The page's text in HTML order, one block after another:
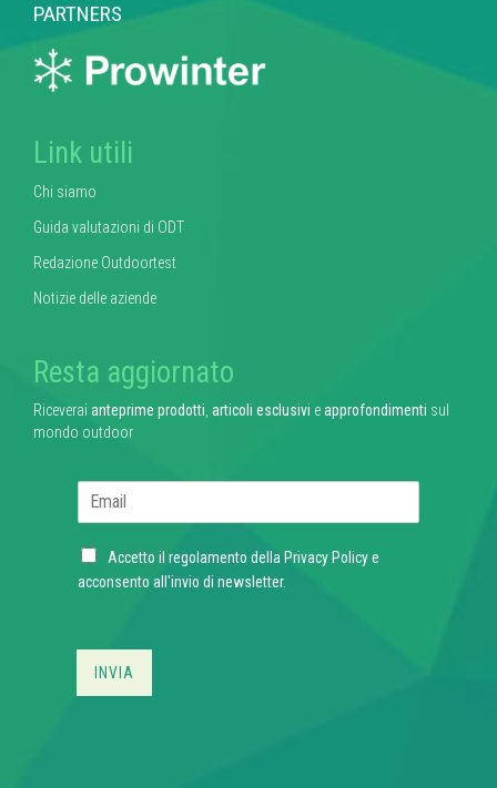
PARTNERS
Link utili
Chi siamo
Guida valutazioni di ODT
Redazione Outdoortest
Notizie delle aziende
Resta aggiornato
Riceverai anteprime prodotti articoli esclusivi eapprofondimenti sul
mondo outdoor
l
C
h
Accetto il regolamento della Privacy Policye
acconsento all'invio di newsletter.
INVIA